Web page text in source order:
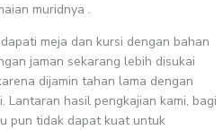
muridnya .
meja dan kursi dengan bahan
jaman sekarang lebih disukai
dijamin tahan lama dengan
Lantaran hasil pengkajian kami, bagi
pun tidak dapat kuat untuk